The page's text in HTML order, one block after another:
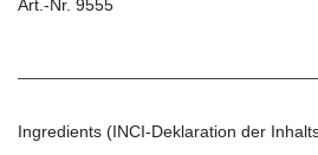
Art.-Nr. 9555
Ingredients (INCI-Deklaration der